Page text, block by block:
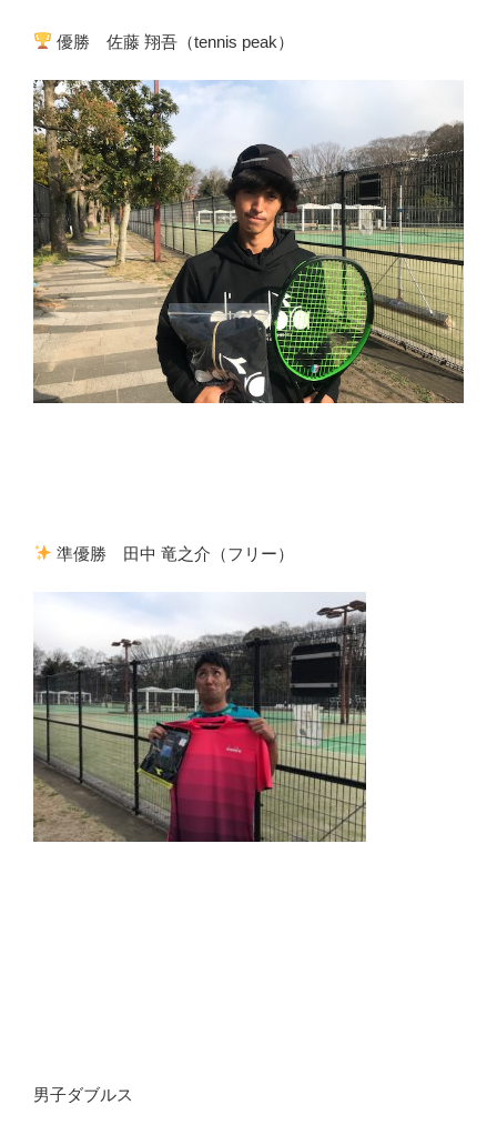
優勝 佐藤 翔吾（tennis peak）
準優勝 田中 竜之介（フリー）
男子ダブルス